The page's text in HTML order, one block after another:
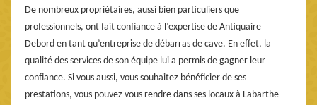
De nombreux propriétaires, aussi bien particuliers que
professionnels, ont fait confiance à l’expertise de Antiquaire
Debord en tant qu’entreprise de débarras de cave. En effet, la
qualité des services de son équipe lui a permis de gagner leur
confiance. Si vous aussi, vous souhaitez bénéficier de ses
prestations, vous pouvez vous rendre dans ses locaux à Labarthe